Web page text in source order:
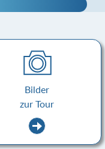
Bilder
zur Tour